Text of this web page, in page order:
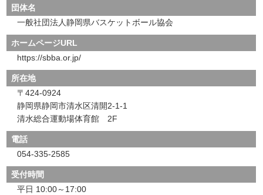
団体名
一般社団法人静岡県バスケットボール協会
ホームページURL
https://sbba.or.jp/
所在地
〒424-0924
静岡県静岡市清水区清開2-1-1
清水総合運動場体育館 2F
電話
054-335-2585
受付時間
平日 10:00～17:00